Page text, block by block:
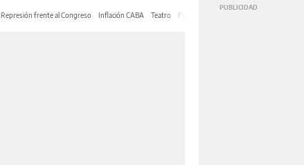
Represión frente al Congreso Inflación CABA Teatro Feria de Editores